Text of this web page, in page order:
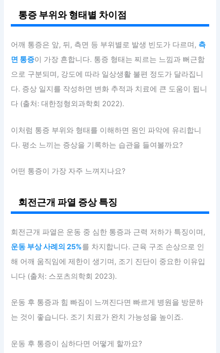
통증 부위와 형태별 차이점
어깨 통증은 앞, 뒤, 측면 등 부위별로 발생 빈도가 다르며, 측
면 통증이 가장 흔합니다. 통증 형태는 찌르는 느낌과 뻐근함
으로 구분되며, 강도에 따라 일상생활 불편 정도가 달라집니
다. 증상 일지를 작성하면 변화 추적과 치료에 큰 도움이 됩니
다 (출처: 대한정형외과학회 2022).
이처럼 통증 부위와 형태를 이해하면 원인 파악에 유리합니
다. 평소 느끼는 증상을 기록하는 습관을 들여볼까요?
어떤 통증이 가장 자주 느껴지나요?
회전근개 파열 증상 특징
회전근개 파열은 운동 중 심한 통증과 근력 저하가 특징이며,
운동 부상 사례의 25%를 차지합니다. 근육 구조 손상으로 인
해 어깨 움직임에 제한이 생기며, 조기 진단이 중요한 이유입
니다 (출처: 스포츠의학회 2023).
운동 후 통증과 힘 빠짐이 느껴진다면 빠르게 병원을 방문하
는 것이 좋습니다. 조기 치료가 완치 가능성을 높이죠.
운동 후 통증이 심하다면 어떻게 할까요?